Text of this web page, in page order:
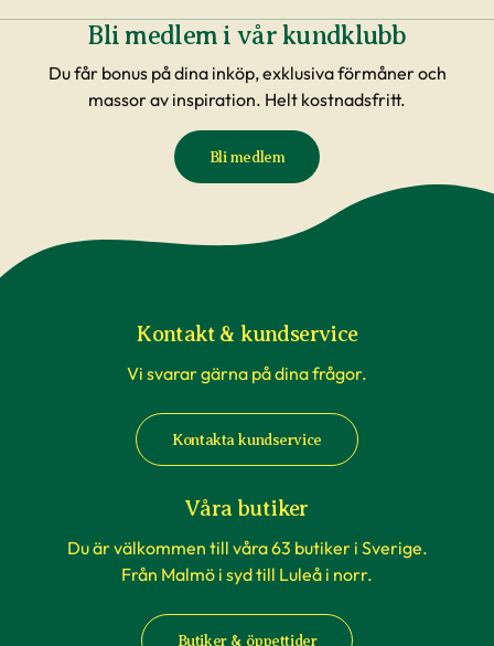
Bli medlem i vår kundklubb
Du får bonus på dina inköp, exklusiva förmåner och
massor av inspiration. Helt kostnadsfritt.
Bli medlem
Kontakt & kundservice
Vi svarar gärna på dina frågor.
Kontakta kundservice
Våra butiker
Du är välkommen till våra 63 butiker i Sverige.
Från Malmö i syd till Luleå i norr.
Butiker & öppettider